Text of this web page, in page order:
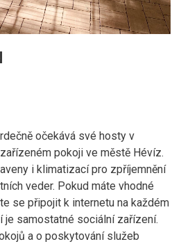
očekává své hosty v
pokoji ve městě Hévíz.
i klimatizací pro zpříjemnění
veder. Pokud máte vhodné
se připojit k internetu na každém
je samostatné sociální zařízení.
a o poskytování služeb